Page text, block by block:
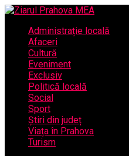
Administrație locală
Afaceri
Cultură
Eveniment
Exclusiv
Politică locală
Social
Sport
Știri din județ
Viața în Prahova
Turism